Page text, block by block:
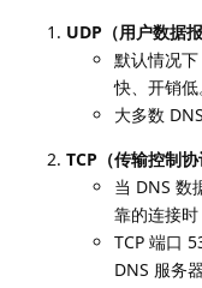
UDP（用户数据报
默认情况
快、开销低
大多数
TCP（传输控制协
当 DNS 数
靠的连接时
TCP 端口
DNS 服务